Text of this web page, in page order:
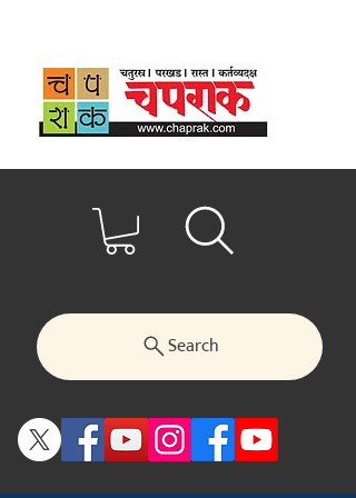
Search